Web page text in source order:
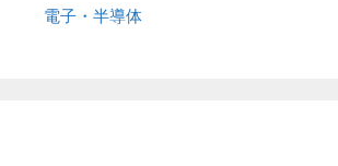
電子・半導体